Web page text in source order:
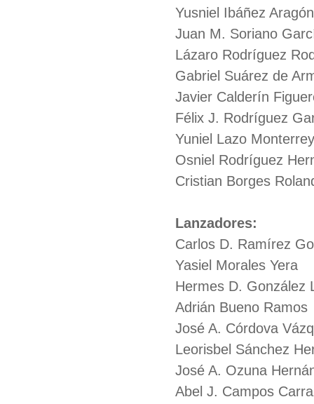
Yusniel Ibáñez Aragón
Juan M. Soriano
Lázaro Rodríguez
Gabriel Suárez de
Javier Calderín
Félix J. Rodríguez
Yuniel Lazo Monterrey
Osniel Rodríguez
Cristian Borges
Lanzadores:
Carlos D. Ramírez
Yasiel Morales Yera
Hermes D. González
Adrián Bueno Ramos
José A. Córdova
Leorisbel Sánchez
José A. Ozuna
Abel J. Campos